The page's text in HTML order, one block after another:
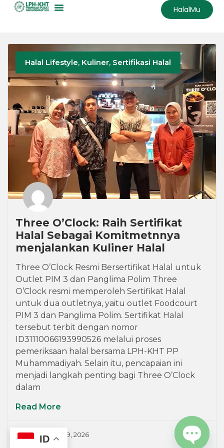
HalalMu
Halal Lifestyle, Kuliner, Sertifikasi Halal
Three O’Clock: Raih Sertifikat
Halal Sebagai Komitmetnnya
menjalankan Kuliner Halal
Three O’Clock Resmi Bersertifikat Halal untuk
Outlet PIM 3 dan Panglima Polim Three
O’Clock resmi memperoleh Sertifikat Halal
untuk dua outletnya, yaitu outlet Foodcourt
PIM 3 dan Panglima Polim. Sertifikat Halal
tersebut terbit dengan nomor
ID31110066193990526 melalui proses
pemeriksaan halal bersama LPH-KHT PP
Muhammadiyah. Selain itu, pencapaian ini
menjadi langkah penting bagi Three O’Clock
dalam
Read More
Admin June 19, 2026
ID